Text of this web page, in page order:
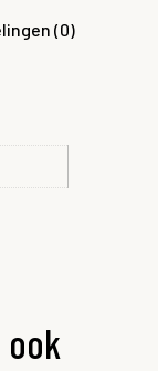
(0)
ook